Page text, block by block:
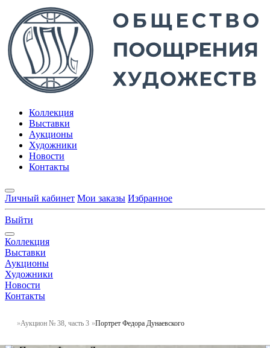
Коллекция
Выставки
Аукционы
Художники
Новости
Контакты
Личный кабинет Мои заказы Избранное
Выйти
Коллекция
Выставки
Аукционы
Художники
Новости
Контакты
Аукцион № 38, часть 3 Портрет Федора Дунаевского